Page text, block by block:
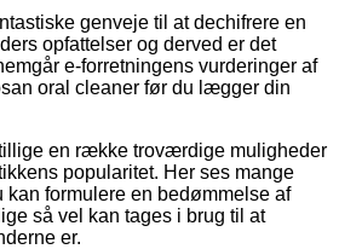
genveje til at dechifrere en
opfattelser og derved er det
e-forretningens vurderinger af
oral cleaner før du lægger din
en række troværdige muligheder
popularitet. Her ses mange
kan formulere en bedømmelse af
så vel kan tages i brug til at
er.